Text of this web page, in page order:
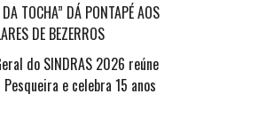
TOCHA” DÁ PONTAPÉ AOS
DE BEZERROS
do SINDRAS 2026 reúne
e celebra 15 anos